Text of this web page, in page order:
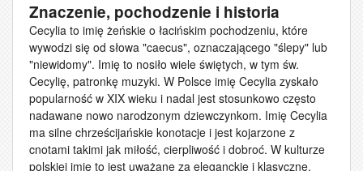
Znaczenie, pochodzenie i historia
Cecylia to imię żeńskie o łacińskim pochodzeniu, które
wywodzi się od słowa "caecus", oznaczającego "ślepy" lub
"niewidomy". Imię to nosiło wiele świętych, w tym św.
Cecylię, patronkę muzyki. W Polsce imię Cecylia zyskało
popularność w XIX wieku i nadal jest stosunkowo często
nadawane nowo narodzonym dziewczynkom. Imię Cecylia
ma silne chrześcijańskie konotacje i jest kojarzone z
cnotami takimi jak miłość, cierpliwość i dobroć. W kulturze
polskiej imię to jest uważane za eleganckie i klasyczne,